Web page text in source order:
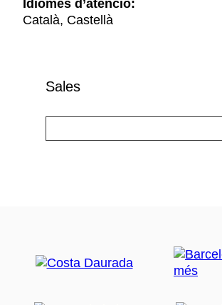
Idiomes d’atenció:
Català, Castellà
Sales